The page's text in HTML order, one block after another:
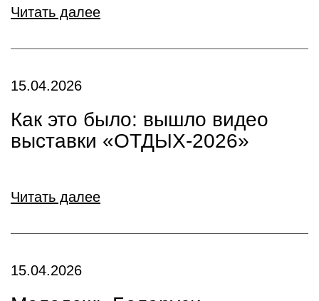
Читать далее
15.04.2026
Как это было: вышло видео
выставки «ОТДЫХ-2026»
Читать далее
15.04.2026